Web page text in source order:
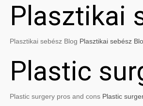
Plasztikai
Plasztikai sebész Blog Plasztikai sebész
Plastic
Plastic surgery pros and cons Plastic